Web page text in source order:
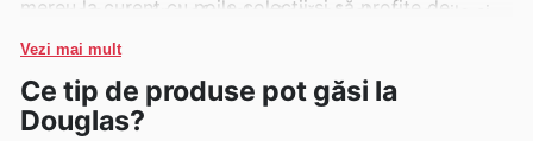
renume explorând ofertele săptămânale, broșurile și
cataloagele online, unde sunt prezentate frecvent
mereu la curent cu noile colecții și să profite de
Vezi mai mult
Ce tip de produse pot găsi la
Douglas?